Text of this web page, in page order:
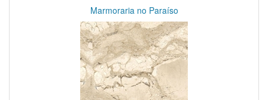
Marmoraria no Paraíso